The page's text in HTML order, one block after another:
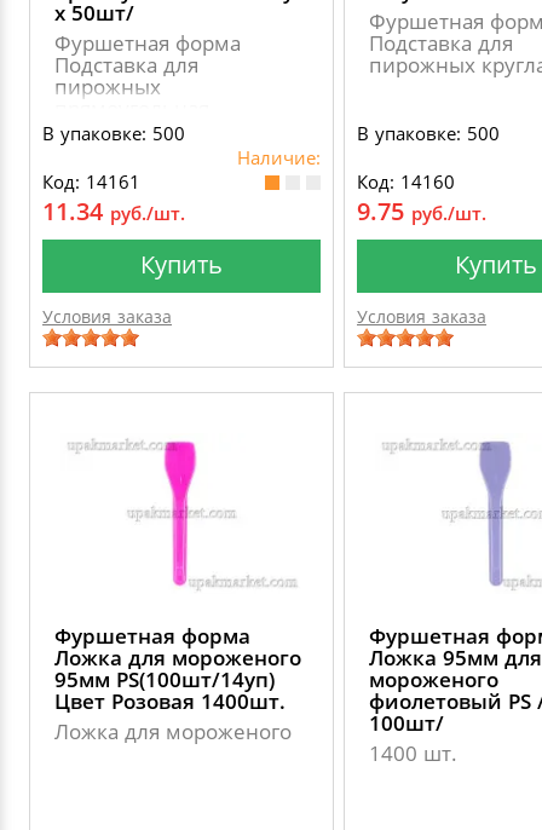
х 50шт/
Фуршетная форма
Подставка для
пирожных
прямоугольная
В упаковке: 500
Наличие:
Код: 14161
11.34 руб./шт.
Купить
Условия заказа
Фуршетная
Подставка для
пирожных
В упаковке: 500
Код: 14160
9.75 руб./шт.
Купить
Условия заказа
Фуршетная форма
Ложка для мороженого
95мм PS(100шт/14уп)
Цвет Розовая 1400шт.
Ложка для мороженого
Фуршетная
Ложка 95мм для
мороженого
фиолетовый PS
100шт/
1400 шт.